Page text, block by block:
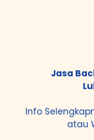
Jasa
Info
atau